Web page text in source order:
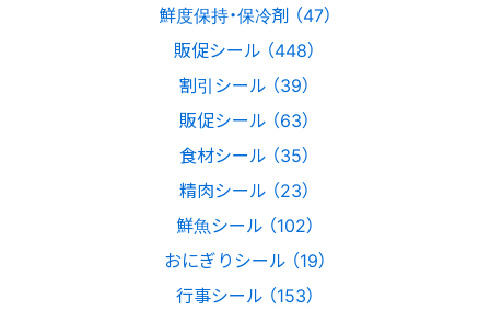
鮮度保持・保冷剤 （47）
販促シール （448）
割引シール （39）
販促シール （63）
食材シール （35）
精肉シール （23）
鮮魚シール （102）
おにぎりシール （19）
行事シール （153）